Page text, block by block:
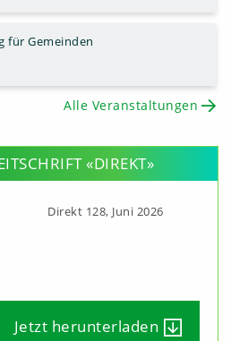
für Gemeinden
Alle Veranstaltungen
«DIREKT»
Direkt 128, Juni 2026
Jetzt herunterladen